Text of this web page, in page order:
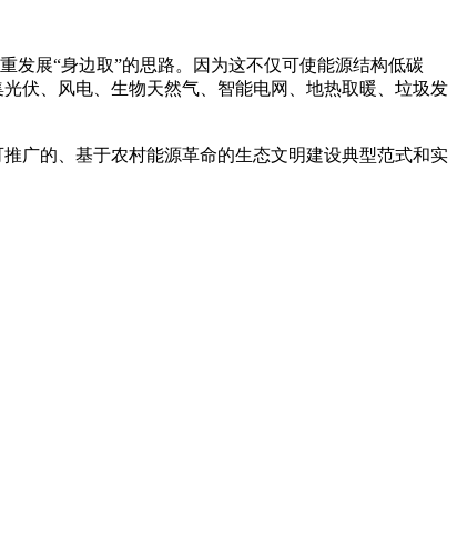
发展“身边取”的思路。因为这不仅可使能源结构低碳
伏、风电、生物天然气、智能电网、地热取暖、垃圾发
广的、基于农村能源革命的生态文明建设典型范式和实